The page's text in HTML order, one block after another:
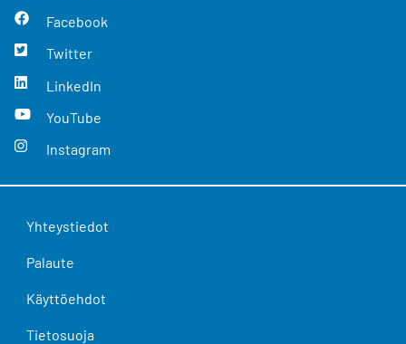
Facebook
Twitter
LinkedIn
YouTube
Instagram
Yhteystiedot
Palaute
Käyttöehdot
Tietosuoja